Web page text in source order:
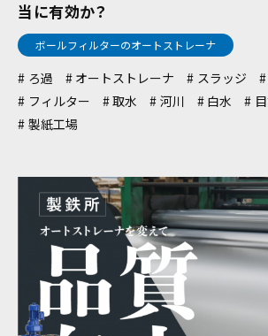
当に有効か？
ボールフィルターのオートストレーナ
ろ過 オートストレーナ スラッジ
フィルター
取水 河川 白水
製紙工場